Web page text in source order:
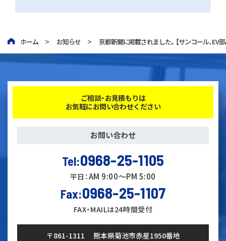
ホーム お知らせ 京都新聞に掲載されました。【サンコール、EV
お問い合わせ
Tel:0968-25-1105
平日：AM 9:00〜PM 5:00
Fax:0968-25-1107
FAX・MAILは24時間受付
〒861-1311 熊本県菊池市赤星1950番地
ご相談・お見積もりは
お気軽にお問い合わせください